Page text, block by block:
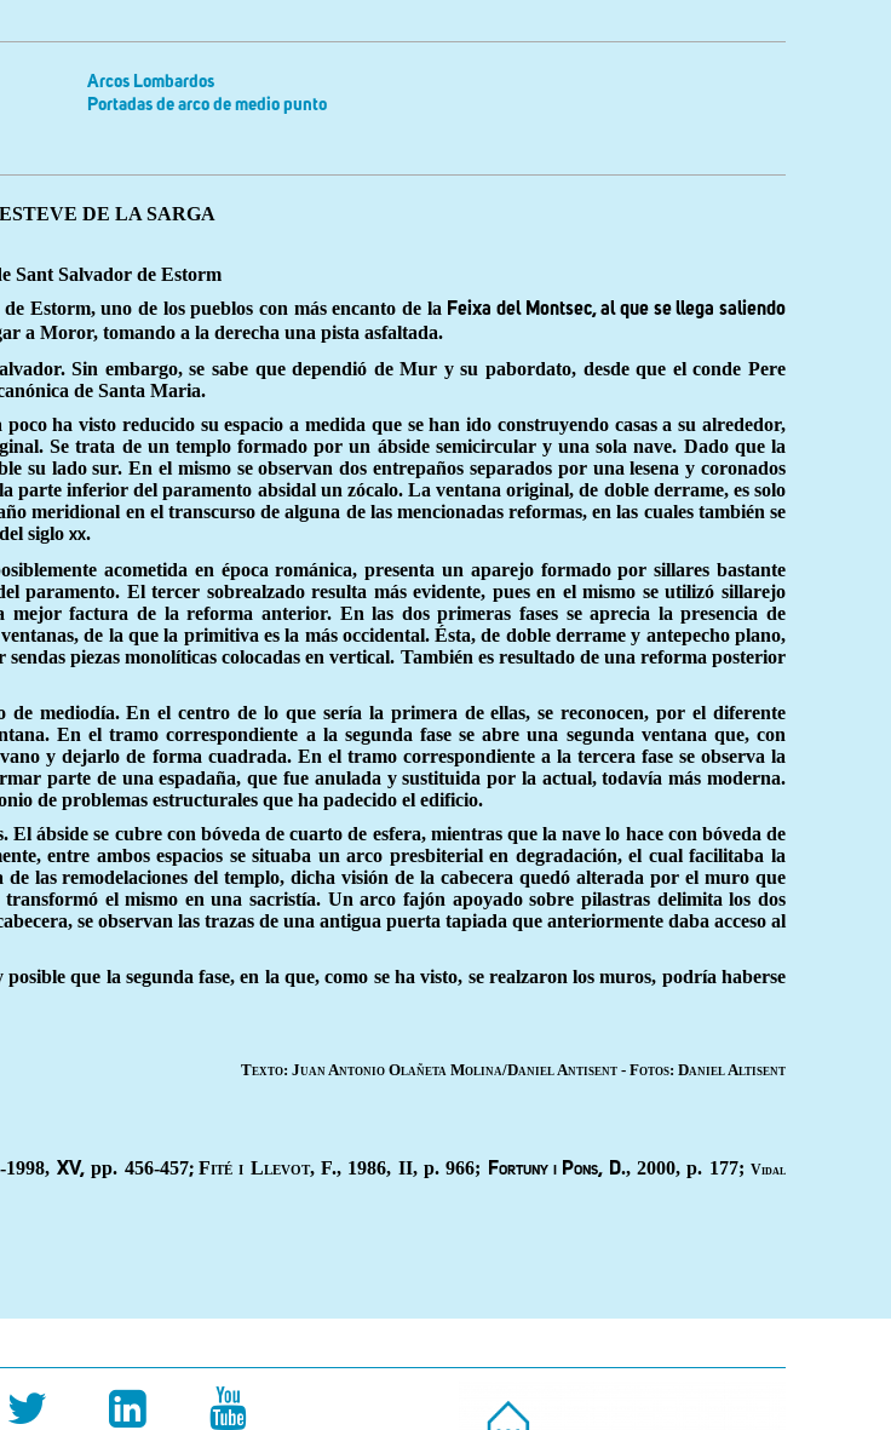
Arcos Lombardos
Portadas de arco de medio punto
DE LA SARGA
Sant Salvador de Estorm
Estorm, uno de los pueblos con más encanto de la Feixa del Montsec, al que se llega saliendo
a Moror, tomando a la derecha una pista asfaltada.
Sin embargo, se sabe que dependió de Mur y su pabordato, desde que el conde Pere
de Santa Maria.
ha visto reducido su espacio a medida que se han ido construyendo casas a su alrededor,
Se trata de un templo formado por un ábside semicircular y una sola nave. Dado que la
su lado sur. En el mismo se observan dos entrepaños separados por una lesena y coronados
parte inferior del paramento absidal un zócalo. La ventana original, de doble derrame, es solo
meridional en el transcurso de alguna de las mencionadas reformas, en las cuales también se
siglo xx.
acometida en época románica, presenta un aparejo formado por sillares bastante
paramento. El tercer sobrealzado resulta más evidente, pues en el mismo se utilizó sillarejo
factura de la reforma anterior. En las dos primeras fases se aprecia la presencia de
de la que la primitiva es la más occidental. Ésta, de doble derrame y antepecho plano,
piezas monolíticas colocadas en vertical. También es resultado de una reforma posterior
mediodía. En el centro de lo que sería la primera de ellas, se reconocen, por el diferente
En el tramo correspondiente a la segunda fase se abre una segunda ventana que, con
y dejarlo de forma cuadrada. En el tramo correspondiente a la tercera fase se observa la
parte de una espadaña, que fue anulada y sustituida por la actual, todavía más moderna.
de problemas estructurales que ha padecido el edificio.
ábside se cubre con bóveda de cuarto de esfera, mientras que la nave lo hace con bóveda de
entre ambos espacios se situaba un arco presbiterial en degradación, el cual facilitaba la
las remodelaciones del templo, dicha visión de la cabecera quedó alterada por el muro que
el mismo en una sacristía. Un arco fajón apoyado sobre pilastras delimita los dos
se observan las trazas de una antigua puerta tapiada que anteriormente daba acceso al
posible que la segunda fase, en la que, como se ha visto, se realzaron los muros, podría haberse
Texto: Juan Antonio Olañeta Molina/Daniel Antisent - Fotos: Daniel Altisent
1998, XV,pp. 456-457; Fité i Llevot, F., 1986, II, p. 966; Fortuny i Pons, D., 2000, p. 177;Vidal